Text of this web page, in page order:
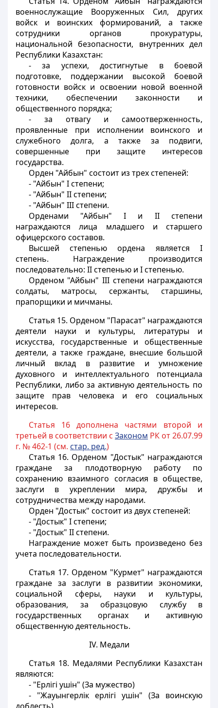
военнослужащие Вооруженных Сил, других
войск и воинских формирований, а также
сотрудники органов прокуратуры,
национальной безопасности, внутренних дел
Республики Казахстан:
- за успехи, достигнутые в боевой
подготовке, поддержании высокой боевой
готовности войск и освоении новой военной
техники, обеспечении законности и
общественного порядка;
- за отвагу и самоотверженность,
проявленные при исполнении воинского и
служебного долга, a также за подвиги,
совершенные при защите интересов
государства.
Орден "Айбын" состоит из трех степеней:
- "Айбын" I степени;
- "Айбын" II степени;
- "Айбын" III степени.
Орденами "Айбын" I и II степени
награждаются лица младшего и старшего
офицерского составов.
Высшей степенью ордена является I
степень. Награждение производится
последовательно: II степенью и I степенью.
Орденом "Айбын" III степени награждаются
солдаты, матросы, сержанты, старшины,
прапорщики и мичманы.
Статья 15. Орденом "Парасат" награждаются
деятели науки и культуры, литературы и
искусства, государственные и общественные
деятели, а также граждане, внесшие большой
личный вклад в развитие и умножение
духовного и интеллектуального потенциала
Республики, либо за активную деятельность по
защите прав человека и его социальных
интересов.
Статья 16 дополнена частями второй и
третьей в соответствии с Законом РК от 26.07.99
г. № 462-1 (см. стар. ред.)
Статья 16. Орденом "Достык" награждаются
граждане за плодотворную работу по
сохранению взаимного согласия в обществе,
заслуги в укреплении мира, дружбы и
сотрудничества между народами.
Орден "Достык" состоит из двух степеней:
- "Достык" I степени;
- "Достык" II степени.
Награждение может быть произведено без
учета последовательности.
Статья 17. Орденом "Курмет" награждаются
граждане за заслуги в развитии экономики,
социальной сферы, науки и культуры,
образования, за образцовую службу в
государственных органах и активную
общественную деятельность.
IV. Медали
Статья 18. Медалями Республики Казахстан
являются:
- "Ерлiгi ушiн" (За мужество)
- "Жауынгерлiк ерлiгi ушiн" (За воинскую